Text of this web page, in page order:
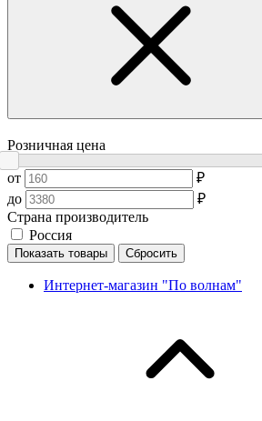
Розничная цена
от
₽
до
₽
Страна производитель
Россия
Показать товары Сбросить
Интернет-магазин "По волнам"